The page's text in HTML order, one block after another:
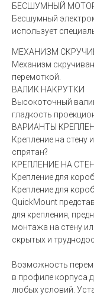
БЕСШУМНЫЙ
Бесшумный
использует
МЕХАНИЗМ
Механизм
перемоткой.
ВАЛИК НАКРУТКИ
Высокоточный
гладкость
ВАРИАНТЫ
Крепление на стену
спрятан?
КРЕПЛЕНИЕ НА
Крепление для
Крепление для
QuickMount
для крепления,
монтажа на стену
скрытых и
Возможность
в профиле корпуса
любых условий.